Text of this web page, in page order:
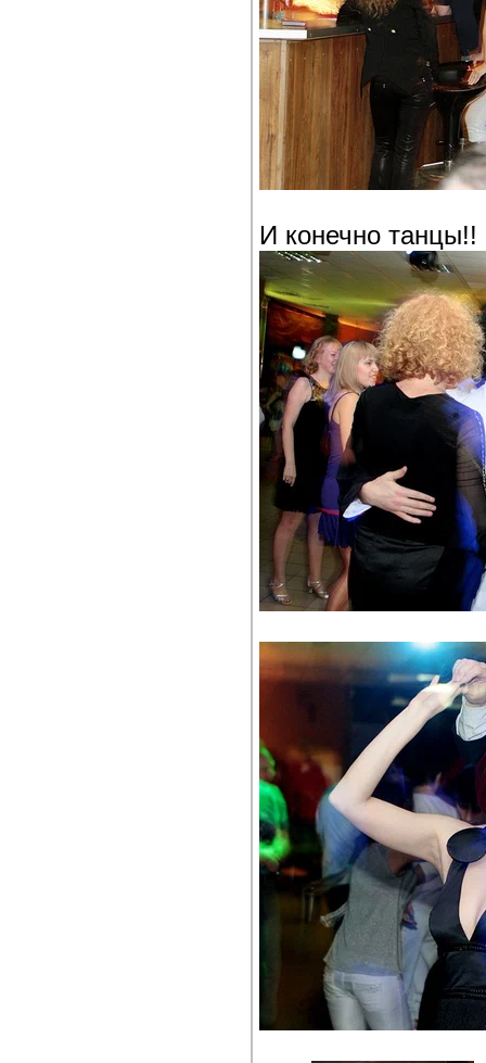
И конечно танцы!!